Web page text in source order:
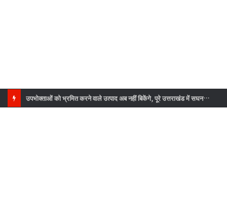
उपभोक्ताओं को भ्रमित करने वाले उत्पाद अब नहीं बिकेंगे, पूरे उत्तराखंड में सघन जांच अभियान